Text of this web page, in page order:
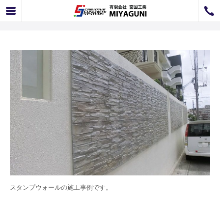
スタンプウォール事例 スタンプウォール施工例 K-01
スタンプウォールの施工事例です。